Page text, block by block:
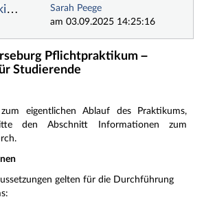
WikiWikiWeb
Sarah Peege
am 03.09.2025 14:25:16
Pflichtpraktikum –
Studierende
eigentlichen Ablauf des Praktikums,
den Abschnitt Informationen zum
gelten für die Durchführung